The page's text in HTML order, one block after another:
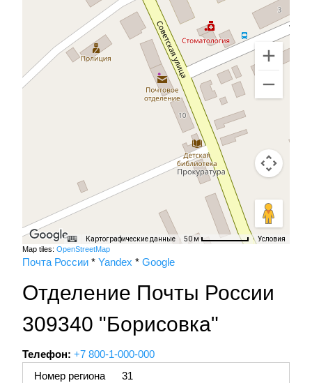
Картографические данные 50 м Условия
Map tiles: OpenStreetMap
Почта России * Yandex * Google
Отделение Почты России
309340 "Борисовка"
Телефон: +7 800-1-000-000
Номер региона
31